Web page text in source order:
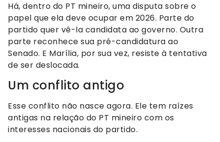
Há, dentro do PT mineiro, uma disputa sobre o
papel que ela deve ocupar em 2026. Parte do
partido quer vê-la candidata ao governo. Outra
parte reconhece sua pré-candidatura ao
Senado. E Marília, por sua vez, resiste à tentativa
de ser deslocada.
Um conflito antigo
Esse conflito não nasce agora. Ele tem raízes
antigas na relação do PT mineiro com os
interesses nacionais do partido.